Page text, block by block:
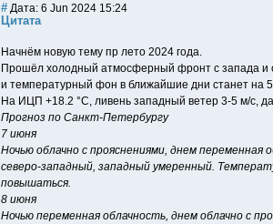
# Дата: 6 Jun 2024 15:24
Цитата
Начнём новую тему пр лето 2024 года.
Прошёл холодный атмосферный фронт с запада и
и температурный фон в ближайшие дни станет на
На ИЦП +18.2 °C, ливень западный ветер 3-5 м/с,
Прогноз по Санкт-Петербургу
7 июня
Ночью облачно с прояснениями, днем
северо-западный, западный умеренный.
повышаться.
8 июня
Ночью переменная облачность, днем облачно с